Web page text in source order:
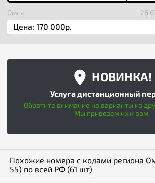
Омск
НОВИНКА!
Услуга дистанционный
Обратите внимание на варианты из
Мы привезем их к вам.
Похожие номера с кодами региона
55) по всей РФ (61 шт)